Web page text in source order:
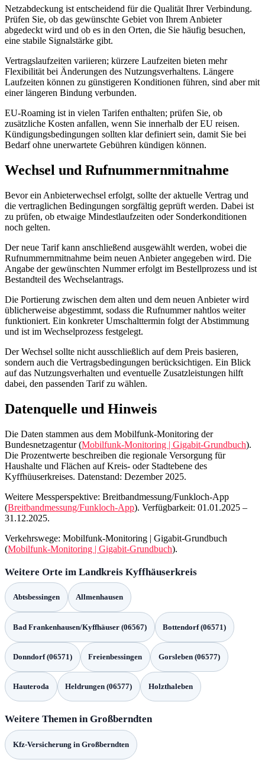
Netzabdeckung ist entscheidend für die Qualität Ihrer Verbindung.
Prüfen Sie, ob das gewünschte Gebiet von Ihrem Anbieter
abgedeckt wird und ob es in den Orten, die Sie häufig besuchen,
eine stabile Signalstärke gibt.
Vertragslaufzeiten variieren; kürzere Laufzeiten bieten mehr
Flexibilität bei Änderungen des Nutzungsverhaltens. Längere
Laufzeiten können zu günstigeren Konditionen führen, sind aber mit
einer längeren Bindung verbunden.
EU‑Roaming ist in vielen Tarifen enthalten; prüfen Sie, ob
zusätzliche Kosten anfallen, wenn Sie innerhalb der EU reisen.
Kündigungsbedingungen sollten klar definiert sein, damit Sie bei
Bedarf ohne unerwartete Gebühren kündigen können.
Wechsel und Rufnummernmitnahme
Bevor ein Anbieterwechsel erfolgt, sollte der aktuelle Vertrag und
die vertraglichen Bedingungen sorgfältig geprüft werden. Dabei ist
zu prüfen, ob etwaige Mindestlaufzeiten oder Sonderkonditionen
noch gelten.
Der neue Tarif kann anschließend ausgewählt werden, wobei die
Rufnummernmitnahme beim neuen Anbieter angegeben wird. Die
Angabe der gewünschten Nummer erfolgt im Bestellprozess und ist
Bestandteil des Wechselantrags.
Die Portierung zwischen dem alten und dem neuen Anbieter wird
üblicherweise abgestimmt, sodass die Rufnummer nahtlos weiter
funktioniert. Ein konkreter Umschalttermin folgt der Abstimmung
und ist im Wechselprozess festgelegt.
Der Wechsel sollte nicht ausschließlich auf dem Preis basieren,
sondern auch die Vertragsbedingungen berücksichtigen. Ein Blick
auf das Nutzungsverhalten und eventuelle Zusatzleistungen hilft
dabei, den passenden Tarif zu wählen.
Datenquelle und Hinweis
Die Daten stammen aus dem Mobilfunk-Monitoring der
Bundesnetzagentur (Mobilfunk-Monitoring | Gigabit-Grundbuch).
Die Prozentwerte beschreiben die regionale Versorgung für
Haushalte und Flächen auf Kreis- oder Stadtebene des
Kyffhüuserkreises. Datenstand: Dezember 2025.
Weitere Messperspektive: Breitbandmessung/Funkloch-App
(Breitbandmessung/Funkloch-App). Verfügbarkeit: 01.01.2025 –
31.12.2025.
Verkehrswege: Mobilfunk-Monitoring | Gigabit-Grundbuch
(Mobilfunk-Monitoring | Gigabit-Grundbuch).
Weitere Orte im Landkreis Kyffhäuserkreis
Abtsbessingen Allmenhausen
Bad Frankenhausen/Kyffhäuser (06567) Bottendorf (06571)
Donndorf (06571) Freienbessingen Gorsleben (06577)
Hauteroda Heldrungen (06577) Holzthaleben
Weitere Themen in Großberndten
Kfz-Versicherung in Großberndten